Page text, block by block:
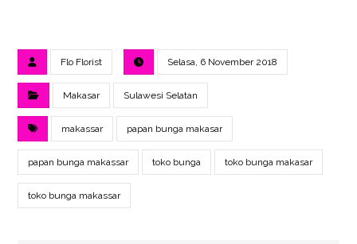
Flo Florist Selasa, 6 November 2018
Makasar Sulawesi Selatan
makassar papan bunga makasar
papan bunga makassar toko bunga toko bunga makasar
toko bunga makassar